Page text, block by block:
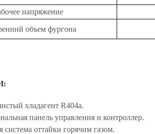
напряжение
объем фургона
хладагент R404a.
панель управления и контроллер.
система оттайки горячим газом.